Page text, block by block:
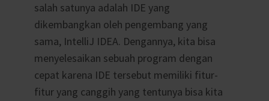
salah satunya adalah IDE yang
dikembangkan oleh pengembang yang
sama, IntelliJ IDEA. Dengannya, kita bisa
menyelesaikan sebuah program dengan
cepat karena IDE tersebut memiliki fitur-
fitur yang canggih yang tentunya bisa kita